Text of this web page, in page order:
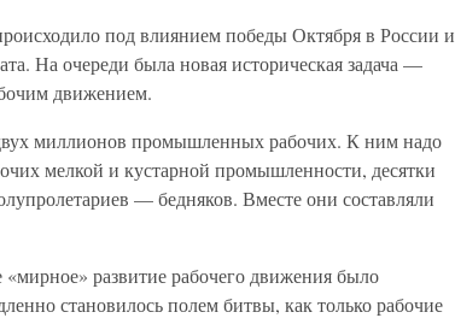
под влиянием победы Октября в России и
На очереди была новая историческая задача —
движением.
миллионов промышленных рабочих. К ним надо
мелкой и кустарной промышленности, десятки
— бедняков. Вместе они составляли
развитие рабочего движения было
становилось полем битвы, как только рабочие